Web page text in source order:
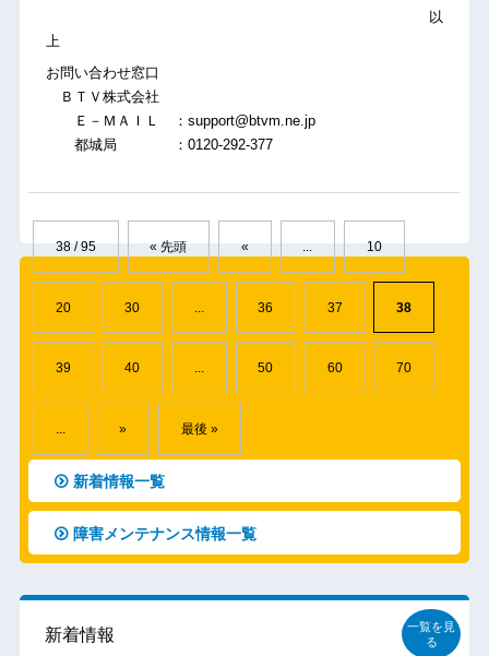
以
上
お問い合わせ窓口
ＢＴＶ株式会社
Ｅ－ＭＡＩＬ ：support@btvm.ne.jp
都城局 ：0120-292-377
38 / 95 « 先頭 « ... 10
20 30 36 37 38
39 40 ... 50 60 70
» 最後 »
新着情報一覧
障害メンテナンス情報一覧
新着情報
一覧を見
る